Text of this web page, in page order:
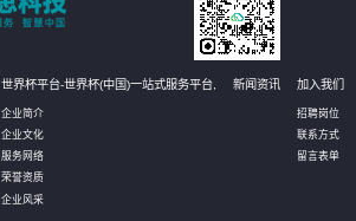
世界杯平台-世界杯(中国)一站式服务平台,
企业简介
企业文化
服务网络
荣誉资质
企业风采
新闻资讯 加入我们
招聘岗位
联系方式
留言表单